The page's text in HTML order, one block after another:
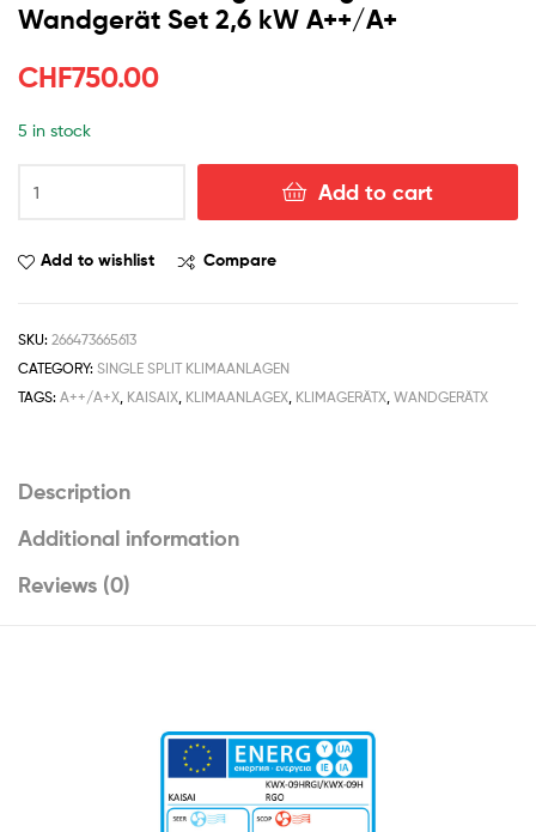
Wandgerät Set 2,6 kW A++/A+
CHF750.00
5 in stock
Add to cart
Add to wishlist Compare
SKU: 266473665613
CATEGORY: SINGLE SPLIT KLIMAANLAGEN
TAGS: A++/A+X KAISAIX KLIMAANLAGEX KLIMAGERÄTX WANDGERÄTX
Description
Additional information
Reviews (0)